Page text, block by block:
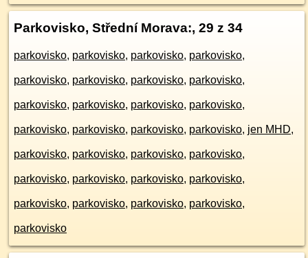
Parkovisko, Střední Morava:, 29 z 34
parkovisko, parkovisko, parkovisko, parkovisko,
parkovisko, parkovisko, parkovisko, parkovisko,
parkovisko, parkovisko, parkovisko, parkovisko,
parkovisko, parkovisko, parkovisko, parkovisko, jen MHD,
parkovisko, parkovisko, parkovisko, parkovisko,
parkovisko, parkovisko, parkovisko, parkovisko,
parkovisko, parkovisko, parkovisko, parkovisko,
parkovisko